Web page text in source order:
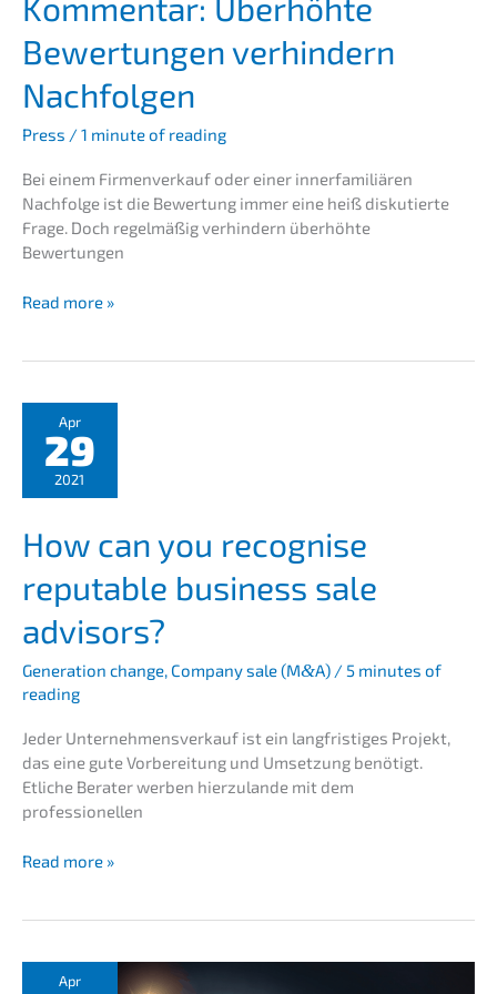
Bewer­tun­gen verhin­dern
Nachfolgen
Press / 1 minute of reading
Bei einem Firmen­ver­kauf oder einer inner­fa­mi­liä­ren
Nachfol­ge ist die Bewer­tung immer eine heiß disku­tier­te
Frage. Doch regel­mä­ßig verhin­dern überhöh­te
Bewertungen
Credit­
Kommen­
tar:
Überhöh­
te
tun­
verhin­
dern
Nachfol­
gen
Read more »
Apr
29
2021
How can you recog­ni­se
reputa­ble business sale
advisors?
Genera­ti­on change, Compa­ny sale (M&A) / 5 minutes of
reading
Jeder Unter­nehmens­verkauf ist ein langfris­ti­ges Projekt,
das eine gute Vorbe­rei­tung und Umset­zung benötigt.
Etliche Berater werben hierzu­lan­de mit dem
professionellen
How
ni­
Read more »
Apr